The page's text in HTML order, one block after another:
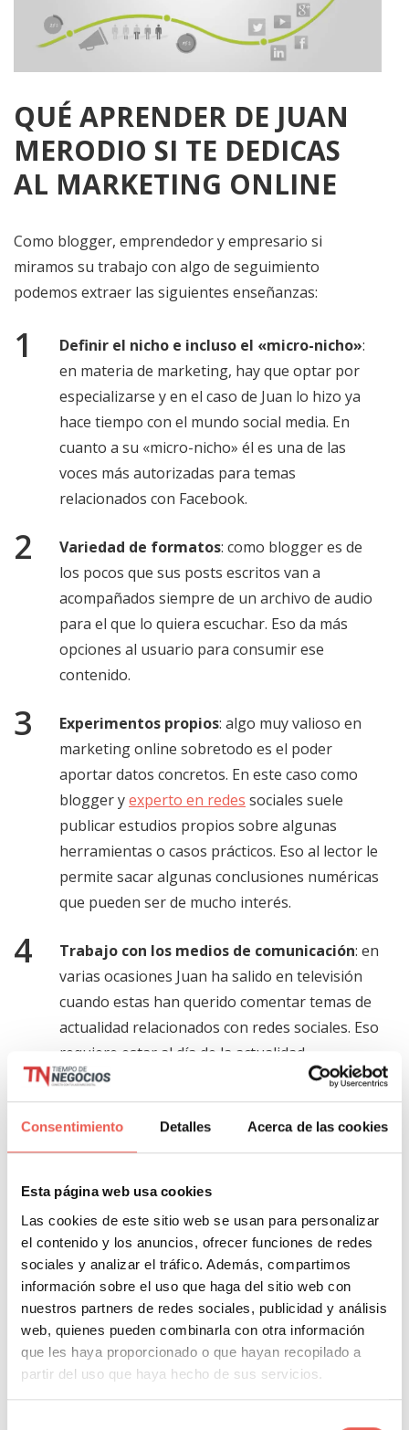
Consentimiento Detalles Acerca de las cookies
Esta página web usa cookies
Las cookies de este sitio web se usan para personalizar
el contenido y los anuncios, ofrecer funciones de redes
sociales y analizar el tráfico. Además, compartimos
información sobre el uso que haga del sitio web con
nuestros partners de redes sociales, publicidad y análisis
web, quienes pueden combinarla con otra información
que les haya proporcionado o que hayan recopilado a
partir del uso que haya hecho de sus servicios.
QUÉ APRENDER DE JUAN
MERODIO SI TE DEDICAS
AL MARKETING ONLINE
Como blogger, emprendedor y empresario si
miramos su trabajo con algo de seguimiento
podemos extraer las siguientes enseñanzas:
Definir el nicho e incluso el «micro-nicho»:
en materia de marketing, hay que optar por
especializarse y en el caso de Juan lo hizo ya
hace tiempo con el mundo social media. En
cuanto a su «micro-nicho» él es una de las
voces más autorizadas para temas
relacionados con Facebook.
Variedad de formatos: como blogger es de
los pocos que sus posts escritos van a
acompañados siempre de un archivo de audio
para el que lo quiera escuchar. Eso da más
opciones al usuario para consumir ese
contenido.
Experimentos propios: algo muy valioso en
marketing online sobretodo es el poder
aportar datos concretos. En este caso como
blogger yexperto en redes sociales suele
publicar estudios propios sobre algunas
herramientas o casos prácticos. Eso al lector le
permite sacar algunas conclusiones numéricas
que pueden ser de mucho interés.
Trabajo con los medios de comunicación: en
varias ocasiones Juan ha salido en televisión
cuando estas han querido comentar temas de
actualidad relacionados con redes sociales. Eso
requiere estar al día de la actualidad
constantemente y haber hecho un trabajo de
campo sensato con los medios de
comunicación.
¿Consideras importante tener una lista de influencers
para ir aprendiendo de ellos?
Etiquetas:Marketing Online Social Media
About Author